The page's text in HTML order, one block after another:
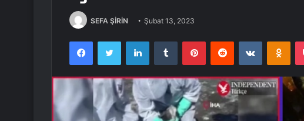
SEFA ŞİRİN Şubat 13, 2023
FacebookTwitter LinkedInTumblr PinterestReddit VKontakte